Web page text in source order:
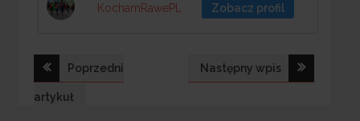
KochamRawePL Zobacz profil
Nawigacja
wpisu
Poprzedni
artykuł
Następny wpis